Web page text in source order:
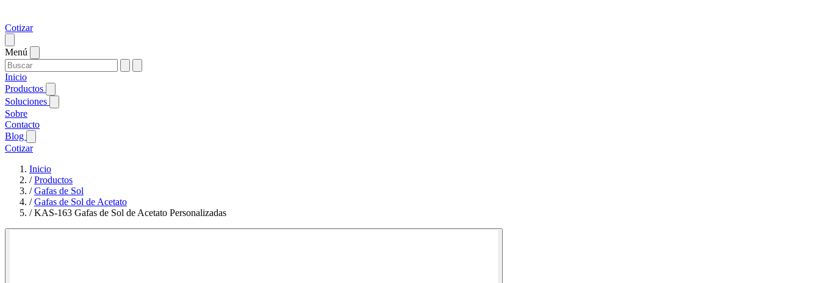
Cotizar
Menú
Inicio
Productos
Soluciones
Sobre
Contacto
Blog
Cotizar
Inicio
/Productos
/Gafas de Sol
/Gafas de Sol de Acetato
/KAS-163 Gafas de Sol de Acetato Personalizadas